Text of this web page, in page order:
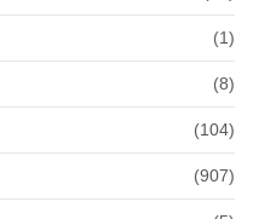
(1)
(8)
(104)
(907)